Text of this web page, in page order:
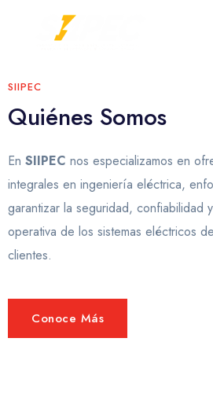
SIIPEC
Quiénes Somos
En SIIPEC nos especializamos en
integrales en ingeniería eléctrica,
garantizar la seguridad, confiabilidad
operativa de los sistemas eléctricos
clientes.
Conoce Más